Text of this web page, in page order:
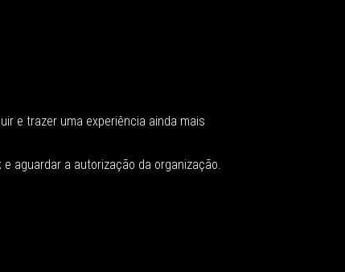
e trazer uma experiência ainda mais
aguardar a autorização da organização.